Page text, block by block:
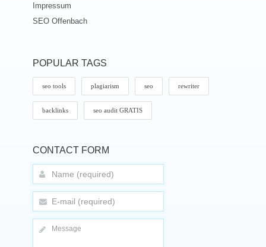
Impressum
SEO Offenbach
POPULAR TAGS
seo tools plagiarism seo rewriter
backlinks seo audit GRATIS
CONTACT FORM